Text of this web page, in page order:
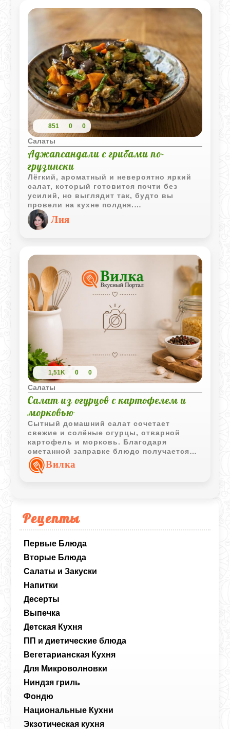
Рецепты
Первые Блюда
Вторые Блюда
Салаты и Закуски
Напитки
Десерты
Выпечка
Детская Кухня
ПП и диетические блюда
Вегетарианская Кухня
Для Микроволновки
Ниндзя гриль
Фондю
Национальные Кухни
Экзотическая кухня
851 0 0
Салаты
Аджапсандали с грибами по-
грузински
Лёгкий, ароматный и невероятно яркий
салат, который готовится почти без
усилий, но выглядит так, будто вы
провели на кухне полдня.
Если вы любите блюда, в которых
простые овощи превращаются в нечто
баклажаны и сладкий болгарский перец
приобретают мягкость, карамелизуются
по краям и раскрывают свой вкус на
максимум. А свежая зелень, чеснок,
кумин и сладкий чили создают
насыщенную, слегка пикантную заправку,
которая объединяет всё в гармоничное
Кунжут завершает композицию лёгкой
ореховой ноткой и приятным хрустом.
Такой салат можно подать тёплым или
полностью остывшим - он одинаково
хорош в любом виде.
Лия
1,51K 0 0
Салаты
Салат из огурцов с картофелем и
морковью
Сытный домашний салат сочетает
свежие и солёные огурцы, отварной
картофель и морковь. Благодаря
сметанной заправке блюдо получается
сочным и отлично подходит как для
повседневного стола, так и в качестве
Вилка